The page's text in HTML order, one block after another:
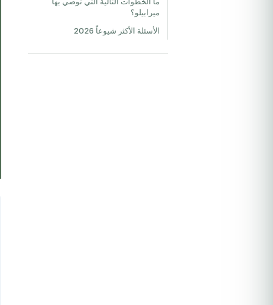
ميرابيلو؟
الأسئلة الأكثر شيوعاً 2026